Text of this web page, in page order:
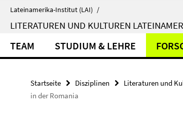
Lateinamerika-Institut (LAI) /
LITERATUREN UND KULTUREN
TEAM STUDIUM & LEHRE
Startseite Disziplinen Literaturen und
in der Romania